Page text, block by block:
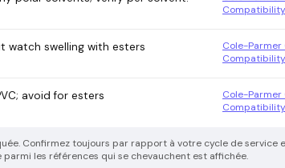
Compatibility
watch swelling with esters
Cole-Parmer
Compatibility
avoid for esters
Cole-Parmer
Compatibility
Confirmez toujours par rapport à votre cycle de service
les références qui se chevauchent est affichée.